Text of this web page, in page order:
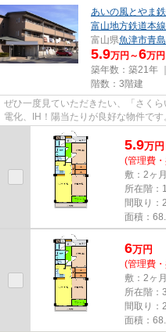
あいの風とやま
富山地方鉄道本線
富山県魚津市青島
5.9万円～6万円
築年数：築21年
階数：3階建
ぜひ一度見ていただきたい、「さく
電化、IH！陽当たりが良好な物件で
新しい住まいをお求めの方は株...
5.9万円
(管理費
敷：2ヶ
所在階：
間取り：
面積：
6万円
(管理費
敷：2ヶ
所在階：
間取り：
面積：